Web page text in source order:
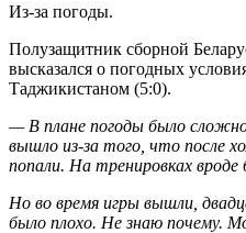
Из-за погоды.
Полузащитник сборной
высказался о погодных
Таджикистаном (5:0).
— В плане погоды было
вышло из-за того, что после
попали. На тренировках
Но во время игры вышли,
было плохо. Не знаю почему.